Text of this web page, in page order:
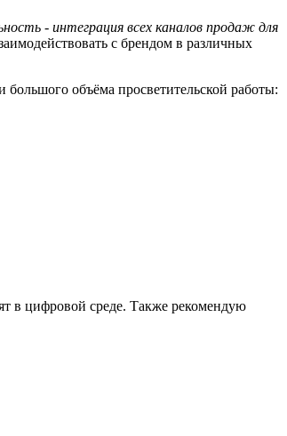
- интеграция всех каналов продаж для
с брендом в различных
объёма просветительской работы:
в цифровой среде. Также рекомендую